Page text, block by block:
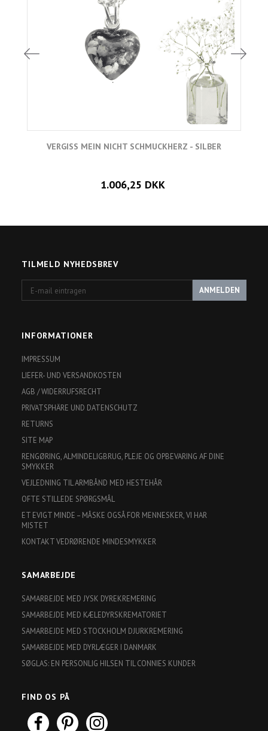
VERGISS MEIN NICHT SCHMUCKHERZ - SILBER
1.006,25 DKK
TILMELD NYHEDSBREV
mail
ANMELDEN
INFORMATIONER
IMPRESSUM
LIEFER- UND VERSANDKOSTEN
AGB / WIDERRUFSRECHT
PRIVATSPHÄRE UND DATENSCHUTZ
RETURNS
SITE MAP
RENGØRING, ALMINDELIGBRUG, PLEJE OG OPBEVARING AF DINE
SMYKKER
VEJLEDNING TIL ARMBÅND MED HESTEHÅR
OFTE STILLEDE SPØRGSMÅL
ET EVIGT MINDE – MÅSKE OGSÅ FOR MENNESKER, VI HAR
MISTET
KONTAKT VEDRØRENDE MINDESMYKKER
SAMARBEJDE
SAMARBEJDE MED JYSK DYREKREMERING
SAMARBEJDE MED KÆLEDYRSKREMATORIET
SAMARBEJDE MED STOCKHOLM DJURKREMERING
SAMARBEJDE MED DYRLÆGER I DANMARK
SØGLAS: EN PERSONLIG HILSEN TIL CONNIES KUNDER
FIND OS PÅ